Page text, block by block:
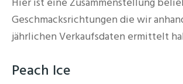
Geschmacksrichtungen die wir
jährlichen Verkaufsdaten ermittelt
Peach Ice